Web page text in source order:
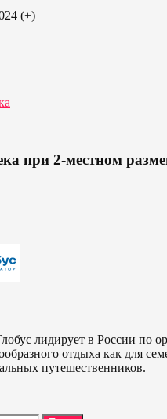
(+)
при 2-местном
лидирует в России по
отдыха как для
путешественников.